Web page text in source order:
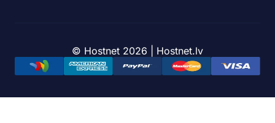
© Hostnet 2026 | Hostnet.lv